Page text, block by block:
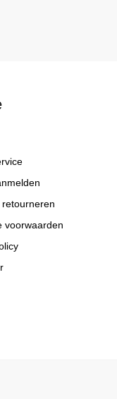
voorwaarden